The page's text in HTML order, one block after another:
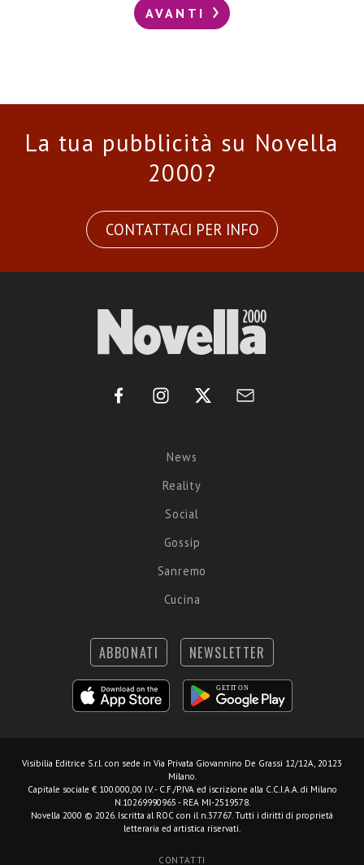
AVANTI
La tua pubblicità su Novella
2000?
CONTATTACI PER INFO
News
Reality
Social
Gossip
Sanremo
Cucina
ABBONATI NEWSLETTER
Visibilia Editrice S.r.l. con sede in Via Privata Giovannino De Grassi 12/12A, 20123
Milano.
Capitale sociale € 100.000,00 I.V. - C.F./P.IVA ed iscrizione alla C.C.I.A.A. di Milano
N.10269990965 - REA MI-2519578.
Novella 2000 © 2026. Iscritta al ROC con il n.37767. Tutti i diritti di proprietà
letteraria ed artistica riservati.
CONTATTI